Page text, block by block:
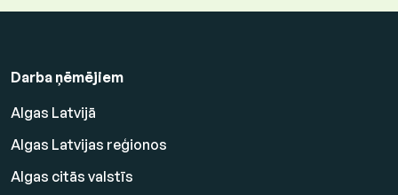
Darba ņēmējiem
Algas Latvijā
Algas Latvijas reģionos
Algas citās valstīs